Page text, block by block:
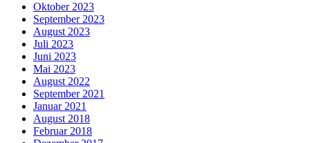
Oktober 2023
September 2023
August 2023
Juli 2023
Juni 2023
Mai 2023
August 2022
September 2021
Januar 2021
August 2018
Februar 2018